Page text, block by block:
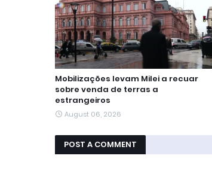
Mobilizações levam Milei a recuar
sobre venda de terras a
estrangeiros
August 06, 2026
POST A COMMENT